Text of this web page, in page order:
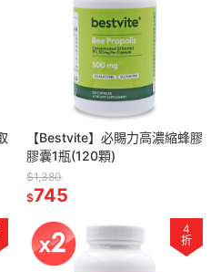
【Bestvite】必賜力高濃縮蜂膠
膠囊1瓶(120顆)
$1,380
$745
4
折